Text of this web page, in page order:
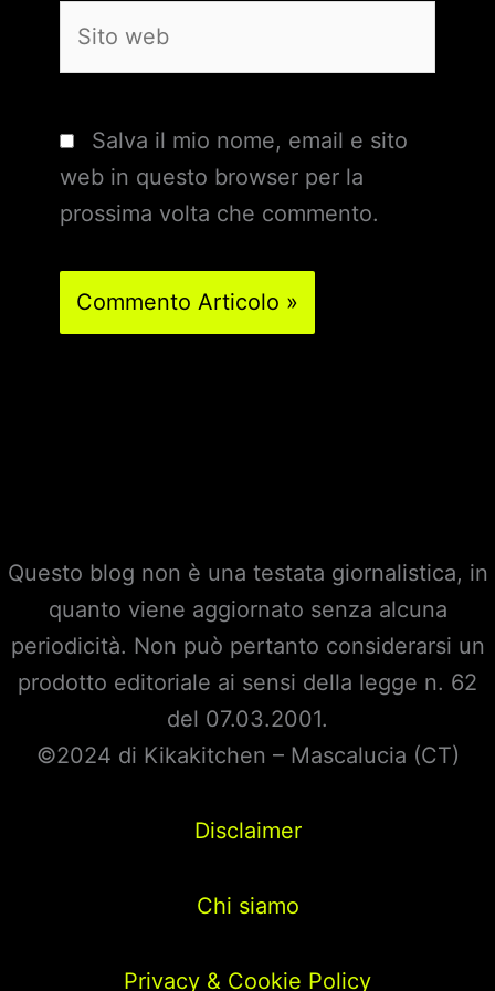
web
Salva il mio nome, email e sito
web in questo browser per la
prossima volta che commento.
Questo blog non è una testata giornalistica, in
quanto viene aggiornato senza alcuna
periodicità. Non può pertanto considerarsi un
prodotto editoriale ai sensi della legge n. 62
del 07.03.2001.
©2024 di Kikakitchen – Mascalucia (CT)
Disclaimer
Chi siamo
Privacy & Cookie Policy